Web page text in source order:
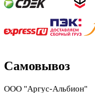
Самовывоз
ООО "Аргус-Альбион"